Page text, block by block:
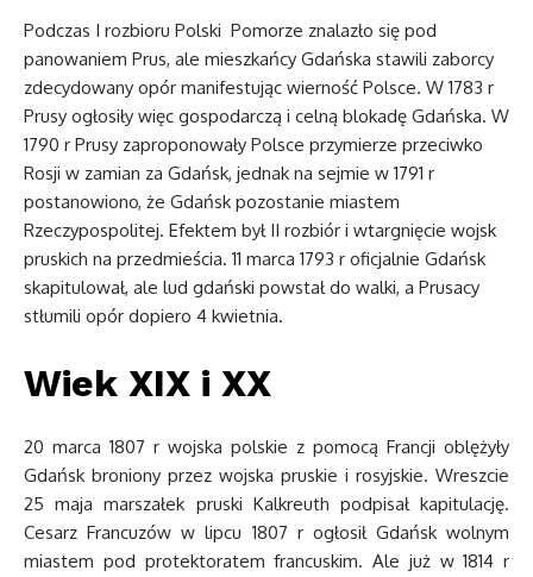
Podczas I rozbioru Polski Pomorze znalazło się pod
panowaniem Prus, ale mieszkańcy Gdańska stawili zaborcy
zdecydowany opór manifestując wierność Polsce. W 1783 r
Prusy ogłosiły więc gospodarczą i celną blokadę Gdańska. W
1790 r Prusy zaproponowały Polsce przymierze przeciwko
Rosji w zamian za Gdańsk, jednak na sejmie w 1791 r
postanowiono, że Gdańsk pozostanie miastem
Rzeczypospolitej. Efektem był II rozbiór i wtargnięcie wojsk
pruskich na przedmieścia. 11 marca 1793 r oficjalnie Gdańsk
skapitulował, ale lud gdański powstał do walki, a Prusacy
stłumili opór dopiero 4 kwietnia.
Wiek XIX i XX
20 marca 1807 r wojska polskie z pomocą Francji oblężyły
Gdańsk broniony przez wojska pruskie i rosyjskie. Wreszcie
25 maja marszałek pruski Kalkreuth podpisał kapitulację.
Cesarz Francuzów w lipcu 1807 r ogłosił Gdańsk wolnym
miastem pod protektoratem francuskim. Ale już w 1814 r